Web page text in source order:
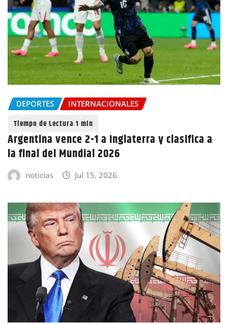
DEPORTES INTERNACIONALES
Argentina vence 2-1 a Inglaterra y clasifica a
la final del Mundial 2026
noticias Jul 15, 2026